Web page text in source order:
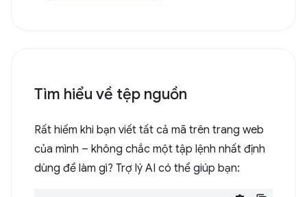
Tìm hiểu về tệp nguồn
Rất hiếm khi bạn viết tất cả mã trên trang web
của mình – không chắc một tập lệnh nhất định
dùng để làm gì? Trợ lý AI có thể giúp bạn: